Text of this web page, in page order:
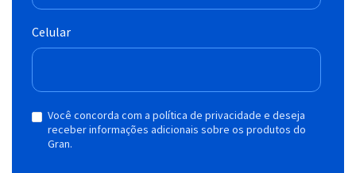
Celular
Você concorda com a política de privacidade e deseja
receber informações adicionais sobre os produtos do
Gran.